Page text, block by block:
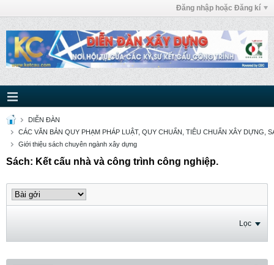
Đăng nhập hoặc Đăng kí
DIỄN ĐÀN
CÁC VĂN BẢN QUY PHẠM PHÁP LUẬT, QUY CHUẨN, TIÊU CHUẨN XÂY DỰNG,
Giới thiệu sách chuyên ngành xây dựng
Sách: Kết cấu nhà và công trình công nghiệp.
Lọc